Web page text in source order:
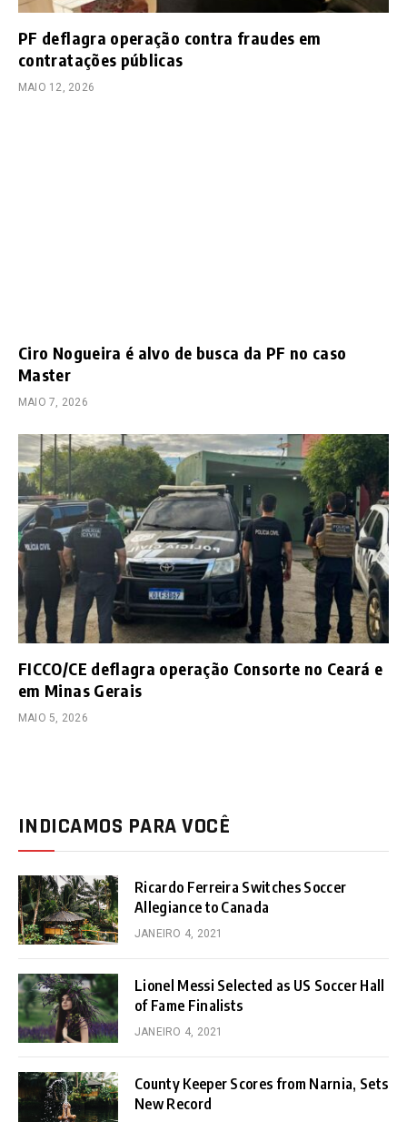
PF deflagra operação contra fraudes em
contratações públicas
MAIO 12, 2026
Ciro Nogueira é alvo de busca da PF no caso
Master
MAIO 7, 2026
FICCO/CE deflagra operação Consorte no Ceará e
em Minas Gerais
MAIO 5, 2026
INDICAMOS PARA VOCÊ
Ricardo Ferreira Switches Soccer
Allegiance to Canada
JANEIRO 4, 2021
Lionel Messi Selected as US Soccer Hall
of Fame Finalists
JANEIRO 4, 2021
County Keeper Scores from Narnia, Sets
New Record